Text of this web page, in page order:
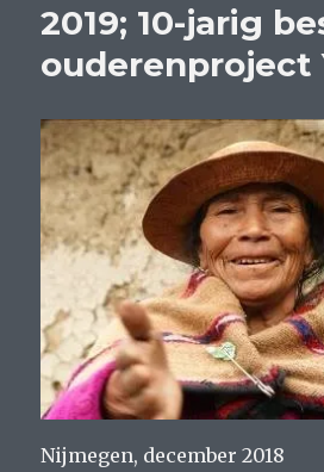
2019; 10-jarig
ouderenproject
Nijmegen, december 2018